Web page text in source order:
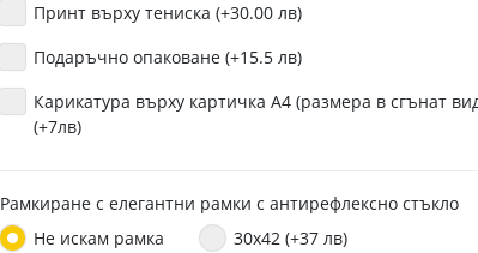
Принт върху тениска (+30.00 лв)
Подаръчно опаковане (+15.5 лв)
Карикатура върху картичка А4 (размера в сгънат
(+7лв)
Рамкиране с елегантни рамки с антирефлексно стъкло
Не искам рамка
30x42 (+37 лв)